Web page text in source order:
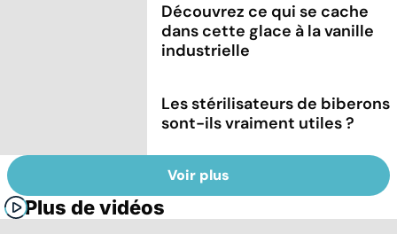
Découvrez ce qui se cache
dans cette glace à la vanille
industrielle
Les stérilisateurs de biberons
sont-ils vraiment utiles ?
Voir plus
Plus de vidéos